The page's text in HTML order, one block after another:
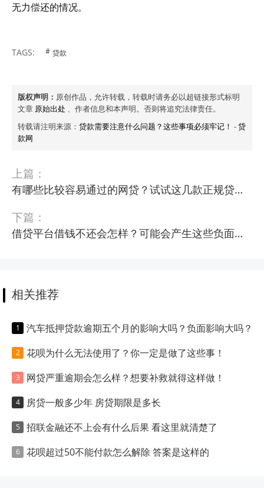
无力偿还的情况。
TAGS: 贷款
版权声明： 原创作品，允许转载，转载时请务必以超链接形式标明
文章 原始出处 、作者信息和本声明。否则将追究法律责任。
转载请注明来源： 贷款需要注意什么问题？这些事项必须牢记！ -贷
款网
上篇：
有哪些比较容易通过的网贷？试试这几款正规贷款！
下篇：
借贷平台借钱不还会怎样？可能会产生这些负面影响！
相关推荐
汽车抵押贷款逾期五个月的影响大吗？负面影响大吗？
花呗为什么无法使用了？你一定是做了这些事！
网贷严重逾期会怎么样？想要补救就得这样做！
房贷一般多少年 房贷期限是多长
招联金融还不上会有什么后果 看这里就清楚了
花呗超过50不能付款怎么解除 答案是这样的